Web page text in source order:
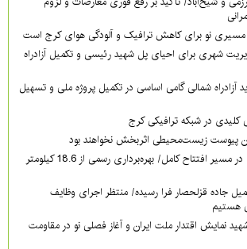
مسیری نو برای کاهش ترافیک و آلودگی هوای کرج است
شهری برای احیای پل شهید رئیسی و تکمیل آزادراه
شمالی گامی اساسی در تکمیل پروژه ملی و تسهیل
در شبکه ترافیکی کرج
پیوست زیست‌محیطی اثربخش نخواهند بود
بزرگراه شهید سلیمانی در مسیر افتتاح کامل/ بهره‌برداری رسمی از 18.6 کیلومتر
جاده قزلحصار فرا رسیده/ منتظر اجرای وظایف
هستیم
نمایش اقتدار ملت ایران و آغاز فصلی نو در مقاومت